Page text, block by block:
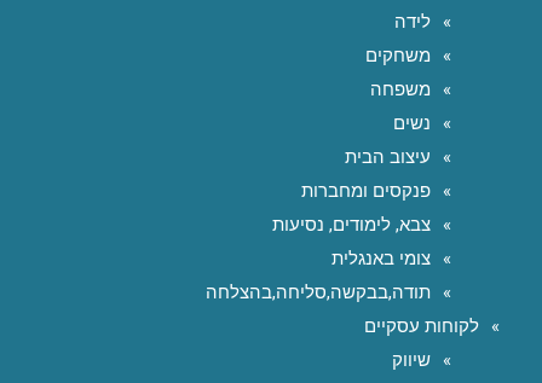
לידה
משחקים
משפחה
נשים
עיצוב הבית
פנקסים ומחברות
צבא, לימודים, נסיעות
צומי באנגלית
תודה,בבקשה,סליחה,בהצלחה
לקוחות עסקיים
שיווק